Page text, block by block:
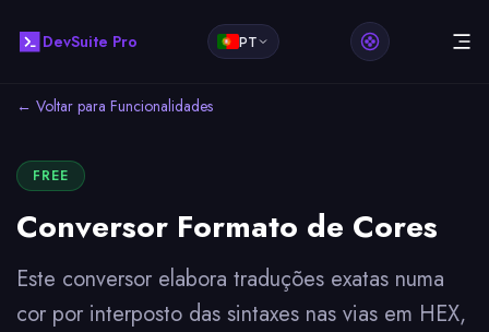
DevSuite Pro PT
← Voltar para Funcionalidades
FREE
Conversor Formato de Cores
Este conversor elabora traduções exatas numa
cor por interposto das sintaxes nas vias em HEX,